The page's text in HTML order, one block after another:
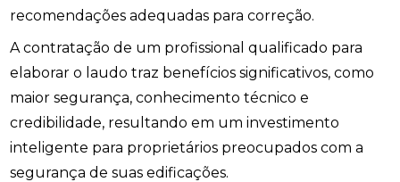
recomendações adequadas para correção.
A contratação de um profissional qualificado para
elaborar o laudo traz benefícios significativos, como
maior segurança, conhecimento técnico e
credibilidade, resultando em um investimento
inteligente para proprietários preocupados com a
segurança de suas edificações.